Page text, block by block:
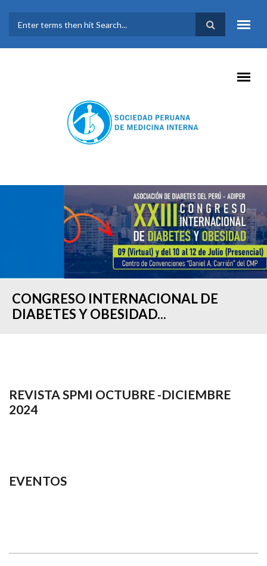
FORMULARIO DE
BÚSQUEDA
CONGRESO INTERNACIONAL DE
DIABETES Y OBESIDAD...
REVISTA SPMI OCTUBRE -DICIEMBRE
2024
EVENTOS